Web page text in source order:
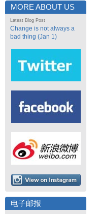
MORE ABOUT US
Latest Blog Post
Change is not always a
bad thing (Jan 1)
电子邮报